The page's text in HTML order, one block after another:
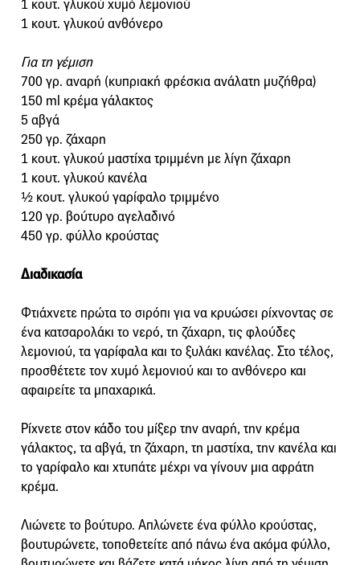
1 κουτ. γλυκού χυμό λεμονιού
1 κουτ. γλυκού ανθόνερο
Για τη γέμιση
700 γρ. αναρή (κυπριακή φρέσκια ανάλατη μυζήθρα)
150 ml κρέμα γάλακτος
5 αβγά
250 γρ. ζάχαρη
1 κουτ. γλυκού μαστίχα τριμμένη με λίγη ζάχαρη
1 κουτ. γλυκού κανέλα
½ κουτ. γλυκού γαρίφαλο τριμμένο
120 γρ. βούτυρο αγελαδινό
450 γρ. φύλλο κρούστας
Διαδικασία
Φτιάχνετε πρώτα το σιρόπι για να κρυώσει ρίχνοντας σε
ένα κατσαρολάκι το νερό, τη ζάχαρη, τις φλούδες
λεμονιού, τα γαρίφαλα και το ξυλάκι κανέλας. Στο τέλος,
προσθέτετε τον χυμό λεμονιού και το ανθόνερο και
αφαιρείτε τα μπαχαρικά.
Ρίχνετε στον κάδο του μίξερ την αναρή, την κρέμα
γάλακτος, τα αβγά, τη ζάχαρη, τη μαστίχα, την κανέλα και
το γαρίφαλο και χτυπάτε μέχρι να γίνουν μια αφράτη
κρέμα.
Λιώνετε το βούτυρο. Απλώνετε ένα φύλλο κρούστας,
βουτυρώνετε, τοποθετείτε από πάνω ένα ακόμα φύλλο,